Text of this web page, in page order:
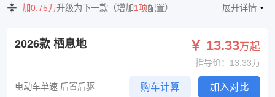
加0.75万升级为下一款（增加1项配置） 展开详情
2026款 栖息地 ￥ 13.33万起
指导价：13.33万
电动车单速 后置后驱 购车计算 加入对比